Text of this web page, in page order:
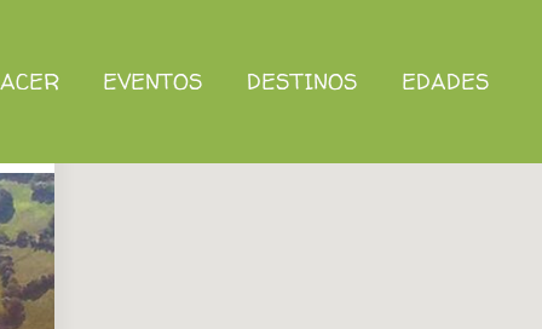
EVENTOS DESTINOS EDADES